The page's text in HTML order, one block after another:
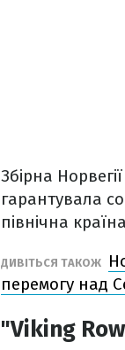
Збірна
гарантувала
північна
ДИВІТЬСЯ ТАКОЖ
перемогу над
"Viking